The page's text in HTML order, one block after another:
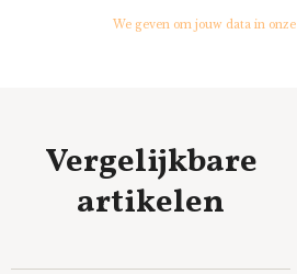
We geven om jouw data in onze
Vergelijkbare
artikelen